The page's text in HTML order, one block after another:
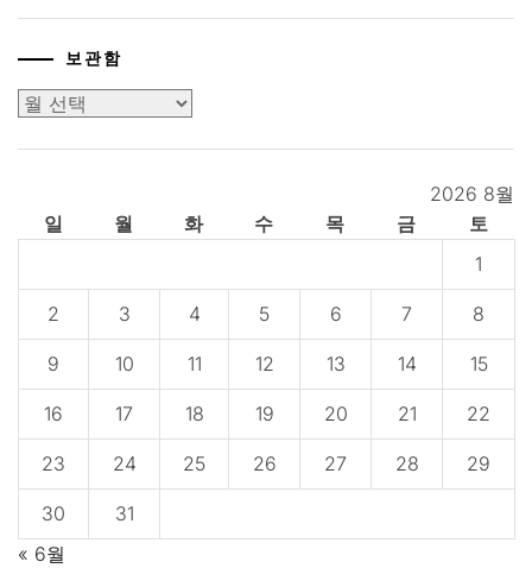
보관함
보
2026 8월
일
월 화 수 목 금
토
1
2 3 4 5 6 7 8
9 10 11 12 13 14 15
16 17 18 19 20 21 22
23 24 25 26 27 28 29
30
31
« 6월